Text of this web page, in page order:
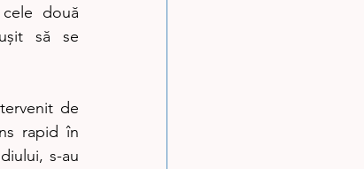
două
să se
de
rapid în
s-au